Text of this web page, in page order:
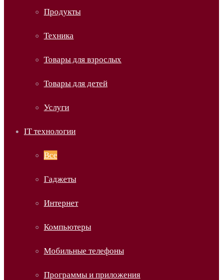
Продукты
Техника
Товары для взрослых
Товары для детей
Услуги
IT технологии
Все
Гаджеты
Интернет
Компьютеры
Мобильные телефоны
Программы и приложения